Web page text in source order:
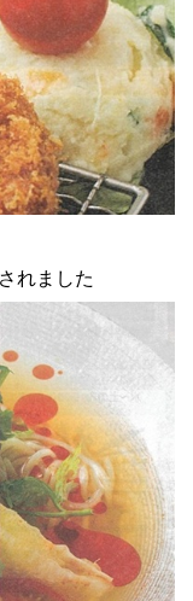
れました